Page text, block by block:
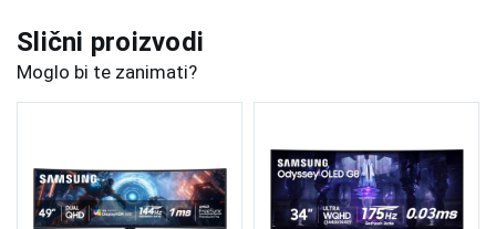
Slični proizvodi
Moglo bi te zanimati?